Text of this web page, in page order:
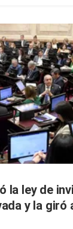
la ley de
y la giró